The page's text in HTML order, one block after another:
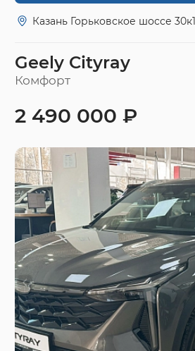
Казань Горьковское шоссе 30к1
Geely Cityray
Комфорт
2 490 000 ₽